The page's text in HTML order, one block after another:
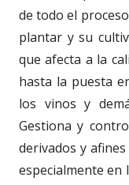
de todo el
plantar y su
que afecta a la
hasta la puesta
los vinos y
Gestiona y
derivados y
especialmente en